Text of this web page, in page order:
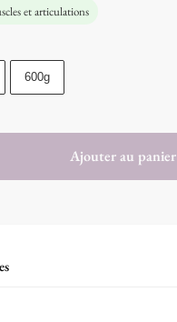
et articulations
600g
Ajouter au panier